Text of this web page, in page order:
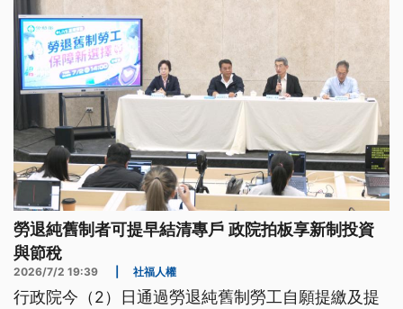
勞退純舊制者可提早結清專戶 政院拍板享新制投資
與節稅
2026/7/2 19:39 社福人權
行政院今（2）日通過勞退純舊制勞工自願提繳及提